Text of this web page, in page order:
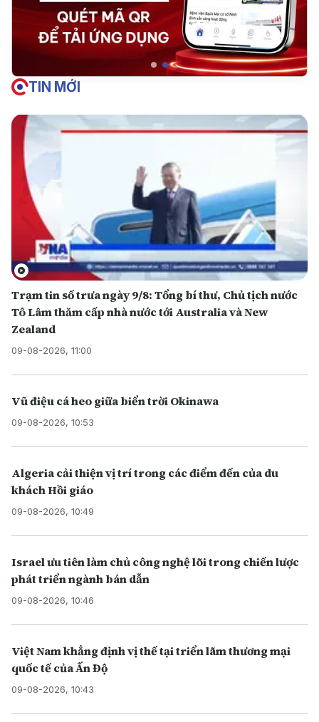
TIN MỚI
Trạm tin số trưa ngày 9/8: Tổng bí thư, Chủ tịch nước
Tô Lâm thăm cấp nhà nước tới Australia và New
Zealand
09-08-2026, 11:00
Vũ điệu cá heo giữa biển trời Okinawa
09-08-2026, 10:53
Algeria cải thiện vị trí trong các điểm đến của du
khách Hồi giáo
09-08-2026, 10:49
Israel ưu tiên làm chủ công nghệ lõi trong chiến lược
phát triển ngành bán dẫn
09-08-2026, 10:46
Việt Nam khẳng định vị thế tại triển lãm thương mại
quốc tế của Ấn Độ
09-08-2026, 10:43